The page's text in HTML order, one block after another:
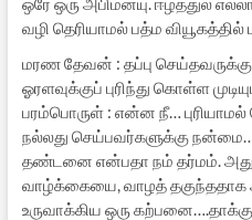
வழி தெரியாமல் பத்ம
மரண தேவன் : தப்பு
ஓரளவுக்குப் புரிந்து கொள்ள
பரம்பொருள் : என்ன நீ…
நல்லது செய்பவர்களுக்கு
தண்டனை என்பதா நம் தர்மம்.
வாழ்க்கையை, வாழத்
உருவாக்கிய ஒரு